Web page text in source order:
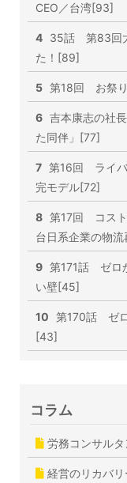
CEO／台湾[93]
4 35話 第83回
た！[89]
5 第18回 お祭
6 吉本康志の社
た同伴」[77]
7 第16回 ライバ
完モデル[72]
8 第17回 コスト
台日系企業の物
9 第171話 ゼロ
い壁[45]
10 第170話 ゼ
[43]
コラム
労務コンサル
経営のリカバ